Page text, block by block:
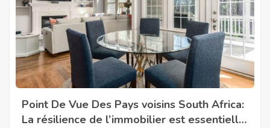
Point De Vue Des Pays voisins South Africa:
La résilience de l’immobilier est essentielle